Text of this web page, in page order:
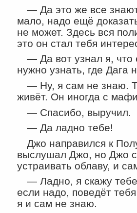
— Да это же все
мало, надо ещё
не может. Здесь вся
это он стал тебя
— Да вот узнал я, что
нужно узнать, где Дага
— Ну, я сам не знаю.
живёт. Он иногда с
— Спасибо, выручил.
— Да ладно тебе!
Джо направился к
выслушал Джо, но Джо
устраивать облаву, и
— Ладно, я скажу
если надо, поведёт
я и сам не знаю.